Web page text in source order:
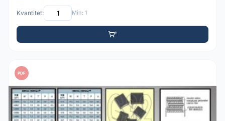
Kvantitet: Min: 1
PDF